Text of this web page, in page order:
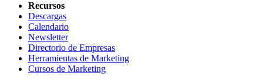
Recursos
Descargas
Calendario
Newsletter
Directorio de Empresas
Herramientas de Marketing
Cursos de Marketing